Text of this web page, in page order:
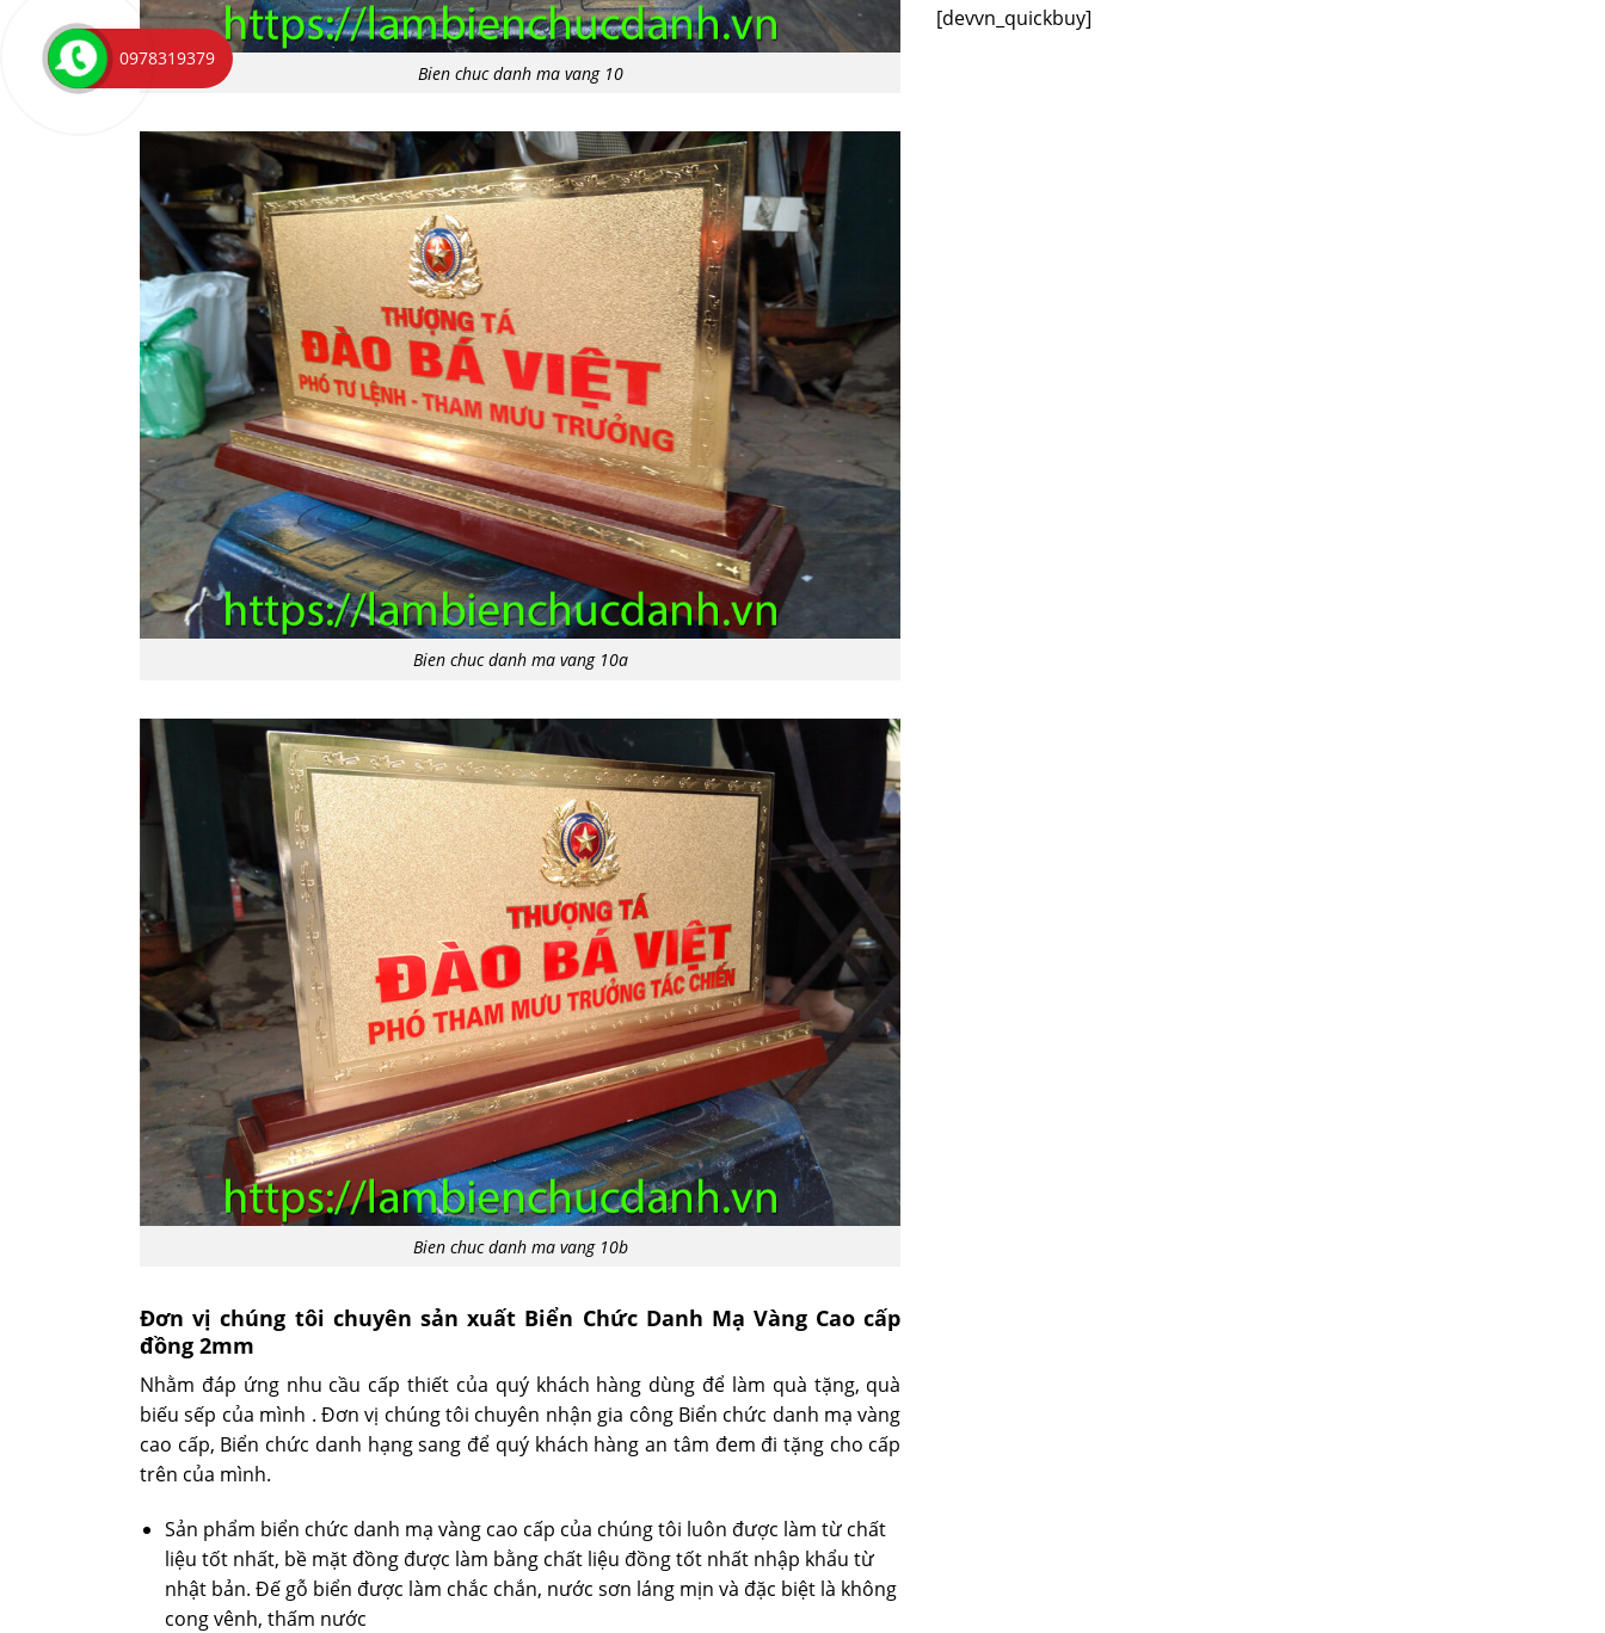
Bien chuc danh ma vang 10
Bien chuc danh ma vang 10a
Bien chuc danh ma vang 10b
Đơn vị chúng tôi chuyên sản xuất Biển Chức Danh Mạ Vàng Cao cấp
đồng 2mm
Nhằm đáp ứng nhu cầu cấp thiết của quý khách hàng dùng để làm quà tặng, quà
biếu sếp của mình . Đơn vị chúng tôi chuyên nhận gia công Biển chức danh mạ vàng
cao cấp, Biển chức danh hạng sang để quý khách hàng an tâm đem đi tặng cho cấp
trên của mình.
Sản phẩm biển chức danh mạ vàng cao cấp của chúng tôi luôn được làm từ chất
liệu tốt nhất, bề mặt đồng được làm bằng chất liệu đồng tốt nhất nhập khẩu từ
nhật bản. Đế gỗ biển được làm chắc chắn, nước sơn láng mịn và đặc biệt là không
cong vênh, thấm nước
[devvn_quickbuy]
0978319379